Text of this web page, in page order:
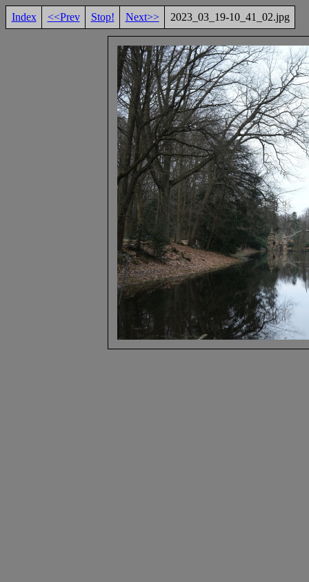
Index <<Prev Stop! Next>> 2023_03_19-10_41_02.jpg